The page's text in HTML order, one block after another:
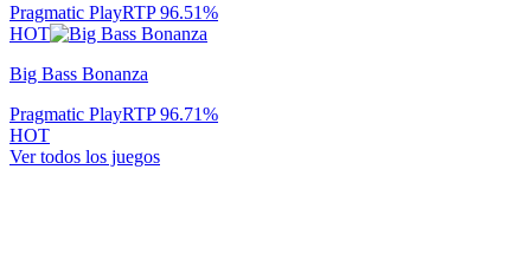
Pragmatic PlayRTP96.51%
HOT
Big Bass Bonanza
Pragmatic PlayRTP96.71%
HOT
Ver todos los juegos